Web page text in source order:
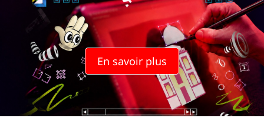
En savoir plus